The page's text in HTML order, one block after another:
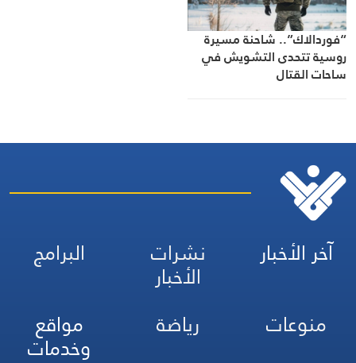
“فوردالاك”.. شاحنة مسيرة
روسية تتحدى التشويش في
ساحات القتال
آخر الأخبار نشرات
الأخبار
البرامج
منوعات
رياضة مواقع
وخدمات